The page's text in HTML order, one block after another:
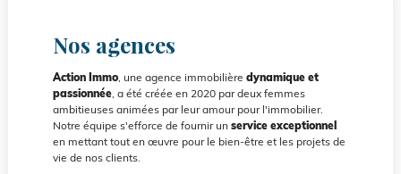
Nos agences
Action Immo, une agence immobilière dynamique et
passionnée, a été créée en 2020 par deux femmes
ambitieuses animées par leur amour pour l'immobilier.
Notre équipe s'efforce de fournir un service exceptionnel
en mettant tout en œuvre pour le bien-être et les projets de
vie de nos clients.